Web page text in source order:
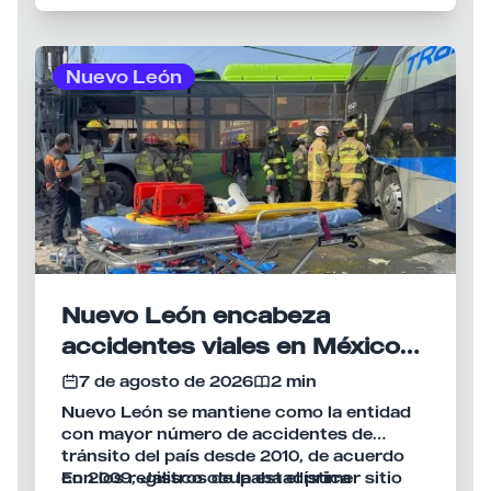
Nuevo León
Nuevo León encabeza
accidentes viales en México
por 16 años consecutivos
7 de agosto de 2026
2 min
Nuevo León se mantiene como la entidad
con mayor número de accidentes de
tránsito del país desde 2010, de acuerdo
con los registros de la estadística
En 2009, Jalisco ocupaba el primer sitio